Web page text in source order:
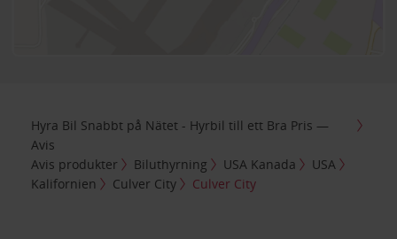
Hyra Bil Snabbt på Nätet - Hyrbil till ett Bra Pris —
Avis
Avis produkter
Biluthyrning USA Kanada
USA
Kalifornien
Culver City Culver City